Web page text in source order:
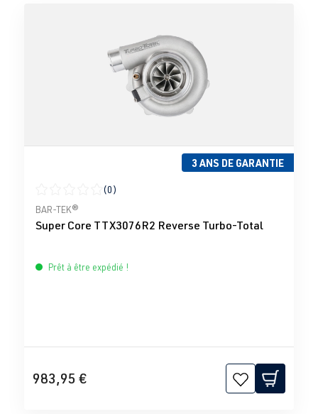
3 ANS DE GARANTIE
Note moyenne de 0 sur 5 étoiles
(0)
BAR-TEK®
Super Core TTX3076R2 Reverse Turbo-Total
Prêt à être expédié !
983,95 €